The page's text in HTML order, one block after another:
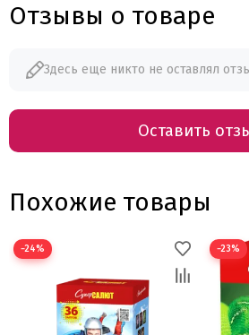
Отзывы о товаре
Здесь еще никто не оставлял
Оставить
Похожие товары
−24% −23%